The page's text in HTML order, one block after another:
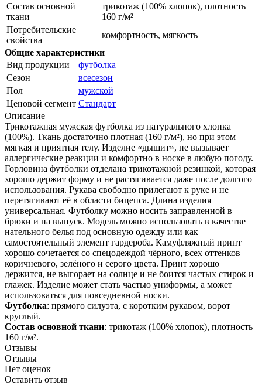
Состав основной
ткани
трикотаж (100% хлопок), плотность
160 г/м²
Потребительские
свойства
комфортность, мягкость
Общие характеристики
Вид продукции
футболка
Сезон
всесезон
Пол
мужской
Ценовой сегмент Стандарт
Описание
Трикотажная мужская футболка из натурального хлопка
(100%). Ткань достаточно плотная (160 г/м²), но при этом
мягкая и приятная телу. Изделие «дышит», не вызывает
аллергические реакции и комфортно в носке в любую погоду.
Горловина футболки отделана трикотажной резинкой, которая
хорошо держит форму и не растягивается даже после долгого
использования. Рукава свободно прилегают к руке и не
перетягивают её в области бицепса. Длина изделия
универсальная. Футболку можно носить заправленной в
брюки и на выпуск. Модель можно использовать в качестве
нательного белья под основную одежду или как
самостоятельный элемент гардероба. Камуфляжный принт
хорошо сочетается со спецодеждой чёрного, всех оттенков
коричневого, зелёного и серого цвета. Принт хорошо
держится, не выгорает на солнце и не боится частых стирок и
глажек. Изделие может стать частью униформы, а может
использоваться для повседневной носки.
Футболка: прямого силуэта, с коротким рукавом, ворот
круглый.
Состав основной ткани: трикотаж (100% хлопок), плотность
160 г/м².
Отзывы
Отзывы
Нет оценок
Оставить отзыв